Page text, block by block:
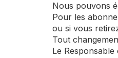
Nous pouvons
Pour les
ou si vous
Tout
Le